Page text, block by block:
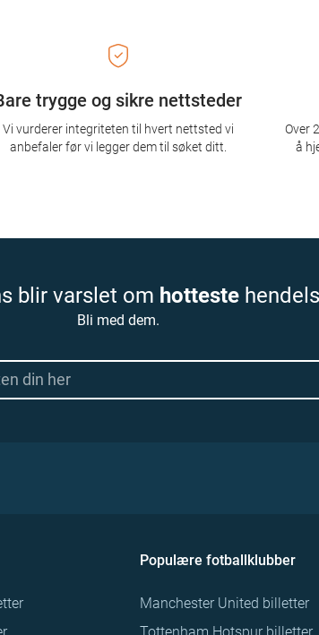
trygge og sikre nettsteder
Vi vurderer integriteten til hvert nettsted vi
anbefaler før vi legger dem til søket ditt.
Over
å
blir varslet om hotteste
Bli med dem.
Populære fotballklubber
Manchester United billetter